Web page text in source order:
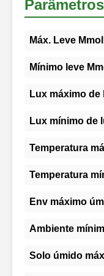
Máx. Leve
Mínimo leve
Lux máximo de
Lux mínimo de
Temperatura
Temperatura
Env máximo
Ambiente
Solo úmido